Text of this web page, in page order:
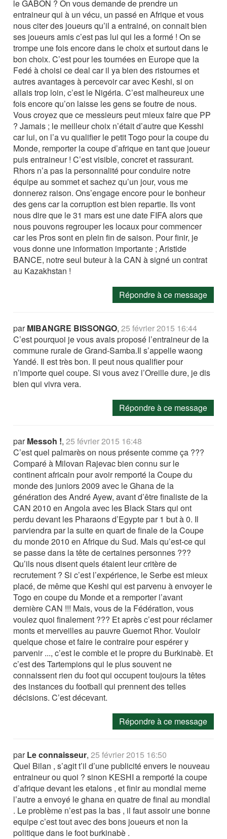
le GABON ? On vous demande de prendre un
entraineur qui à un vécu, un passé en Afrique et vous
nous citer des joueurs qu’il a entrainé, on connait bien
ses joueurs amis c’est pas lui qui les a formé ! On se
trompe une fois encore dans le choix et surtout dans le
bon choix. C’est pour les tournées en Europe que la
Fedé à choisi ce deal car il ya bien des ristournes et
autres avantages à percevoir car avec Keshi, si on
allais trop loin, c’est le Nigéria. C’est malheureux une
fois encore qu’on laisse les gens se foutre de nous.
Vous croyez que ce messieurs peut mieux faire que PP
? Jamais ; le meilleur choix n’était d’autre que Kesshi
car lui, on l’a vu qualifier le petit Togo pour la coupe du
Monde, remporter la coupe d’afrique en tant que joueur
puis entraineur ! C’est visible, concret et rassurant.
Rhors n’a pas la personnalité pour conduire notre
équipe au sommet et sachez qu’un jour, vous me
donnerez raison. Ons’engage encore pour le bonheur
des gens car la corruption est bien repartie. Ils vont
nous dire que le 31 mars est une date FIFA alors que
nous pouvons regrouper les locaux pour commencer
car les Pros sont en plein fin de saison. Pour finir, je
vous donne une information importante ; Aristide
BANCE, notre seul buteur à la CAN à signé un contrat
au Kazakhstan !
Répondre à ce message
parMIBANGRE BISSONGO,25 février 2015 16:44
C’est pourquoi je vous avais proposé l’entraineur de la
commune rurale de Grand-Samba.Il s’appelle waong
Yandé. Il est très bon. Il peut nous qualifier pour
n’importe quel coupe. Si vous avez l’Oreille dure, je dis
bien qui vivra vera.
Répondre à ce message
parMessoh !,25 février 2015 16:48
C’est quel palmarès on nous présente comme ça ???
Comparé à Milovan Rajevac bien connu sur le
continent africain pour avoir remporté la Coupe du
monde des juniors 2009 avec le Ghana de la
génération des André Ayew, avant d’être finaliste de la
CAN 2010 en Angola avec les Black Stars qui ont
perdu devant les Pharaons d’Egypte par 1 but à 0. Il
parviendra par la suite en quart de finale de la Coupe
du monde 2010 en Afrique du Sud. Mais qu’est-ce qui
se passe dans la tête de certaines personnes ???
Qu’ils nous disent quels étaient leur critère de
recrutement ? Si c’est l’expérience, le Serbe est mieux
placé, de même que Keshi qui est parvenu à envoyer le
Togo en coupe du Monde et a remporter l’avant
dernière CAN !!! Mais, vous de la Fédération, vous
voulez quoi finalement ??? Et après c’est pour réclamer
monts et merveilles au pauvre Guernot Rhor. Vouloir
quelque chose et faire le contraire pour espérer y
parvenir ..., c’est le comble et le propre du Burkinabè. Et
c’est des Tartempions qui le plus souvent ne
connaissent rien du foot qui occupent toujours la têtes
des instances du football qui prennent des telles
décisions. C’est décevant.
Répondre à ce message
parLe connaisseur,25 février 2015 16:50
Quel Bilan , s’agit t’il d’une publicité envers le nouveau
entraineur ou quoi ? sinon KESHI a remporté la coupe
d’afrique devant les etalons , et finir au mondial meme
l’autre a envoyé le ghana en quatre de final au mondial
. Le problème n’est pas la bas , il faut assoir une bonne
equipe c’est tout avec des bons joueurs et non la
politique dans le foot burkinabè .